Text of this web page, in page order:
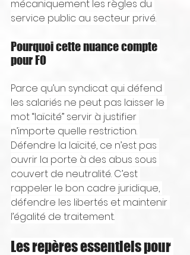
mécaniquement les règles du
service public au secteur privé.
Pourquoi cette nuance compte
pour FO
Parce qu’un syndicat qui défend
les salariés ne peut pas laisser le
mot “laïcité” servir à justifier
n’importe quelle restriction.
Défendre la laïcité, ce n’est pas
ouvrir la porte à des abus sous
couvert de neutralité. C’est
rappeler le bon cadre juridique,
défendre les libertés et maintenir
l’égalité de traitement.
Les repères essentiels pour